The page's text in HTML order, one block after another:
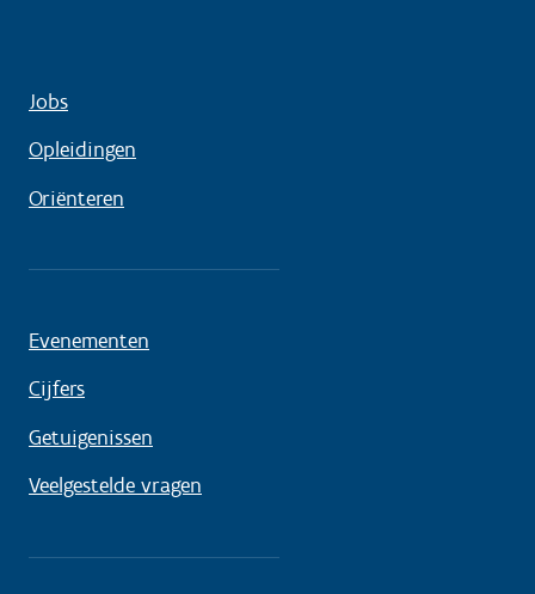
Jobs
Opleidingen
Oriënteren
Evenementen
Cijfers
Getuigenissen
Veelgestelde vragen